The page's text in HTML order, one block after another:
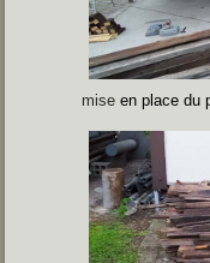
miseen place du